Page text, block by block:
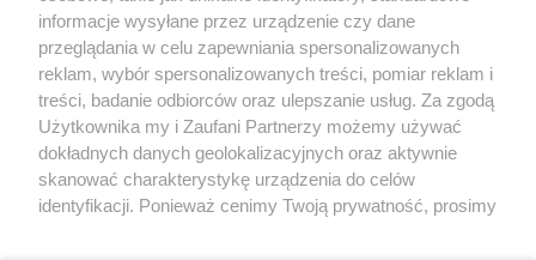
Nie zapomnij
zapoznać się z:
polityką prywatności regulamin korzystania z portali
Twojemiasto
Piekary Śląskie
Chorzów
Tarnowskie Góry
Skontakuj sięz nami
Kontakt
Wydawca
Redakcja
informacje wysyłane przez urządzenie czy dane
przeglądania w celu zapewniania spersonalizowanych
reklam, wybór spersonalizowanych treści, pomiar reklam i
treści, badanie odbiorców oraz ulepszanie usług. Za zgodą
Użytkownika my i Zaufani Partnerzy możemy używać
dokładnych danych geolokalizacyjnych oraz aktywnie
skanować charakterystykę urządzenia do celów
identyfikacji. Ponieważ cenimy Twoją prywatność, prosimy